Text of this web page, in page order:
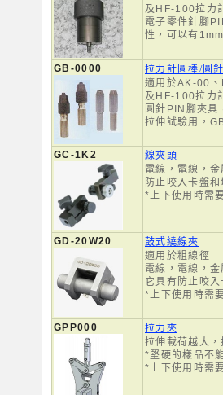
及HF-100拉力
電子零件針腳
性，可以有
GB-0000
拉力計圓棒/圓
適用於AK-00
及HF-100拉力
圓針PIN腳夾具
拉伸試驗用，
GC-1K2
線夾頭
電線，電線，
防止咬入卡盤
*上下使用時需
GD-20W20
鼓式繞線夾
適用於粗線徑
電線，電線，
它具有防止咬
*上下使用時需
GPP000
拉力夾
拉伸載荷越大
*堅硬的樣品不
*上下使用時需